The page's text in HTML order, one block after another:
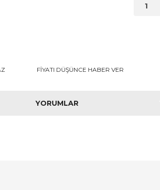
FİYATI DÜŞÜNCE HABER VER
YORUMLAR